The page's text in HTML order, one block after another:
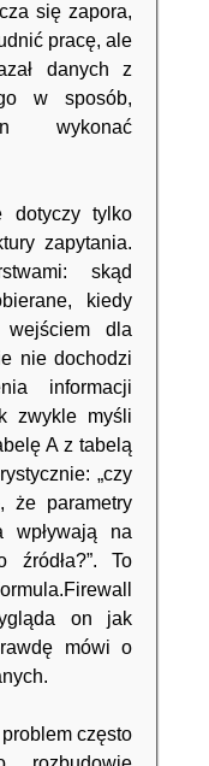
się zapora,
pracę, ale
danych z
w sposób,
wykonać
dotyczy tylko
zapytania.
skąd
kiedy
dla
nie dochodzi
informacji
zwykle myśli
A z tabelą
„czy
że parametry
wpływają na
źródła?”. To
on jak
mówi o
często